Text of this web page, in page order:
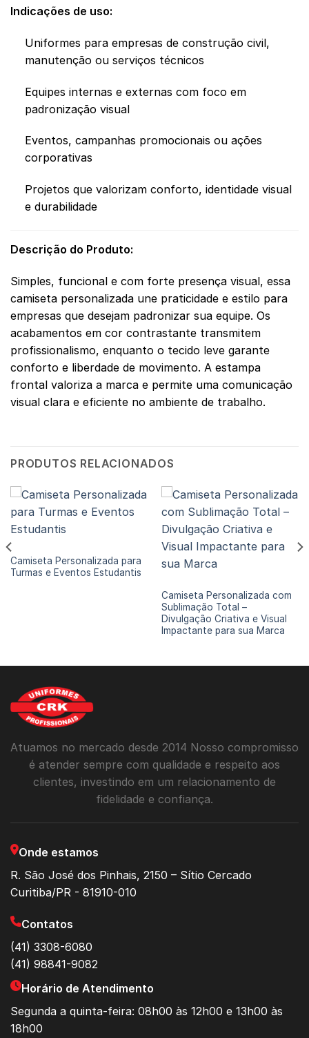
Indicações de uso:
Uniformes para empresas de construção civil,
manutenção ou serviços técnicos
Equipes internas e externas com foco em
padronização visual
Eventos, campanhas promocionais ou ações
corporativas
Projetos que valorizam conforto, identidade visual
e durabilidade
Descrição do Produto:
Simples, funcional e com forte presença visual, essa
camiseta personalizada une praticidade e estilo para
empresas que desejam padronizar sua equipe. Os
acabamentos em cor contrastante transmitem
profissionalismo, enquanto o tecido leve garante
conforto e liberdade de movimento. A estampa
frontal valoriza a marca e permite uma comunicação
visual clara e eficiente no ambiente de trabalho.
PRODUTOS RELACIONADOS
CAMISETAS PERSONALIZADAS
Camiseta Personalizada para
Turmas e Eventos Estudantis
Camiseta Personalizada com
Sublimação Total –
Divulgação Criativa e Visual
Impactante para sua Marca
Atuamos no mercado desde 2014 Nosso compromisso
é atender sempre com qualidade e respeito aos
clientes, investindo em um relacionamento de
fidelidade e confiança.
Onde estamos
R. São José dos Pinhais, 2150 – Sítio Cercado
Curitiba/PR - 81910-010
Contatos
(41) 3308-6080
(41) 98841-9082
Horário de Atendimento
Segunda a quinta-feira: 08h00 às 12h00 e 13h00 às
18h00